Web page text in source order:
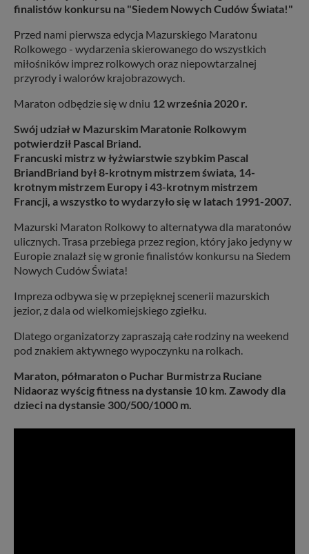
finalistów konkursu na "Siedem Nowych Cudów Świata!"
Przed nami pierwsza edycja Mazurskiego Maratonu
Rolkowego - wydarzenia skierowanego do wszystkich
miłośników imprez rolkowych oraz niepowtarzalnej
przyrody i walorów krajobrazowych.
Maraton odbędzie się w dniu 12 września 2020 r.
Swój udział w Mazurskim Maratonie Rolkowym
potwierdził Pascal Briand.
Francuski mistrz w łyżwiarstwie szybkim Pascal
BriandBriand był 8-krotnym mistrzem świata, 14-
krotnym mistrzem Europy i 43-krotnym mistrzem
Francji, a wszystko to wydarzyło się w latach 1991-2007.
Mazurski Maraton Rolkowy to alternatywa dla maratonów
ulicznych. Trasa przebiega przez region, który jako jedyny w
Europie znalazł się w gronie finalistów konkursu na Siedem
Nowych Cudów Świata!
Impreza odbywa się w przepięknej scenerii mazurskich
jezior, z dala od wielkomiejskiego zgiełku.
Dlatego organizatorzy zapraszają całe rodziny na weekend
pod znakiem aktywnego wypoczynku na rolkach.
Maraton, półmaraton o Puchar Burmistrza Ruciane
Nidaoraz wyścig fitness na dystansie 10 km. Zawody dla
dzieci na dystansie 300/500/1000 m.